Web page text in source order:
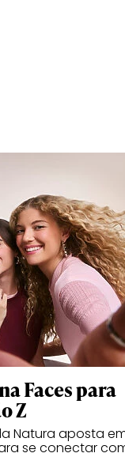
Faces para
Z
Natura aposta
se conectar